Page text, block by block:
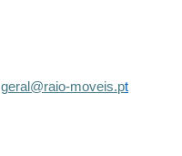
geral@raio-moveis.pt